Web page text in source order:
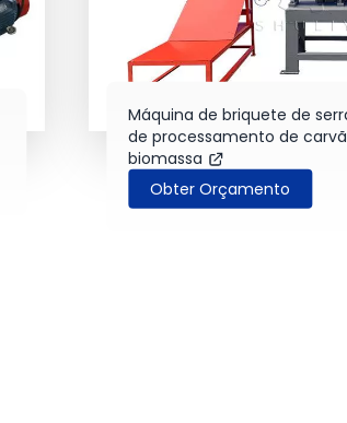
Máquina de briquete de
de processamento de
biomassa
Obter Orçamento